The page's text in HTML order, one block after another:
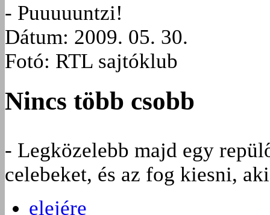
- Puuuuuntzi!
Dátum: 2009. 05. 30.
Fotó: RTL sajtóklub
Nincs több csobb
- Legközelebb majd egy
celebeket, és az fog kiesni,
elejére